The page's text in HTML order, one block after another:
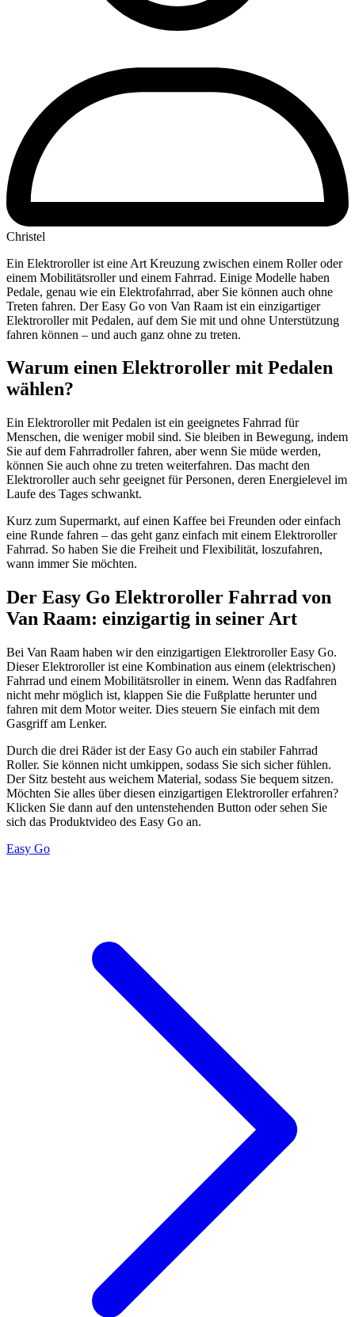
Christel
Ein Elektroroller ist eine Art Kreuzung zwischen einem Roller oder
einem Mobilitätsroller und einem Fahrrad. Einige Modelle haben
Pedale, genau wie ein Elektrofahrrad, aber Sie können auch ohne
Treten fahren. Der Easy Go von Van Raam ist ein einzigartiger
Elektroroller mit Pedalen, auf dem Sie mit und ohne Unterstützung
fahren können – und auch ganz ohne zu treten.
Warum einen Elektroroller mit Pedalen
wählen?
Ein Elektroroller mit Pedalen ist ein geeignetes Fahrrad für
Menschen, die weniger mobil sind. Sie bleiben in Bewegung, indem
Sie auf dem Fahrradroller fahren, aber wenn Sie müde werden,
können Sie auch ohne zu treten weiterfahren. Das macht den
Elektroroller auch sehr geeignet für Personen, deren Energielevel im
Laufe des Tages schwankt.
Kurz zum Supermarkt, auf einen Kaffee bei Freunden oder einfach
eine Runde fahren – das geht ganz einfach mit einem Elektroroller
Fahrrad. So haben Sie die Freiheit und Flexibilität, loszufahren,
wann immer Sie möchten.
Der Easy Go Elektroroller Fahrrad von
Van Raam: einzigartig in seiner Art
Bei Van Raam haben wir den einzigartigen Elektroroller Easy Go.
Dieser Elektroroller ist eine Kombination aus einem (elektrischen)
Fahrrad und einem Mobilitätsroller in einem. Wenn das Radfahren
nicht mehr möglich ist, klappen Sie die Fußplatte herunter und
fahren mit dem Motor weiter. Dies steuern Sie einfach mit dem
Gasgriff am Lenker.
Durch die drei Räder ist der Easy Go auch ein stabiler Fahrrad
Roller. Sie können nicht umkippen, sodass Sie sich sicher fühlen.
Der Sitz besteht aus weichem Material, sodass Sie bequem sitzen.
Möchten Sie alles über diesen einzigartigen Elektroroller erfahren?
Klicken Sie dann auf den untenstehenden Button oder sehen Sie
sich das Produktvideo des Easy Go an.
Easy Go